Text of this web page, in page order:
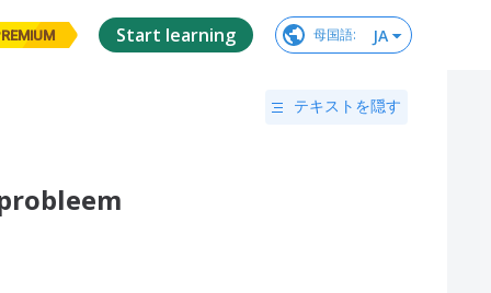
Start learning 母国語: JA
テキストを隠す